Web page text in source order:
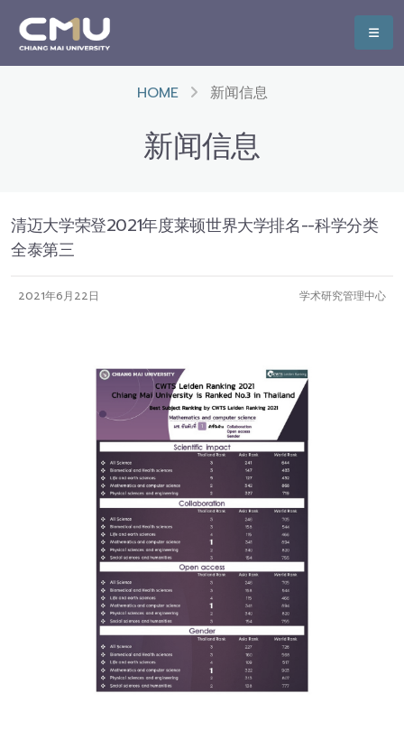
HOME 新闻信息
新闻信息
清迈大学荣登2021年度莱顿世界大学排名--科学分类
全泰第三
2021年6月22日 学术研究管理中心